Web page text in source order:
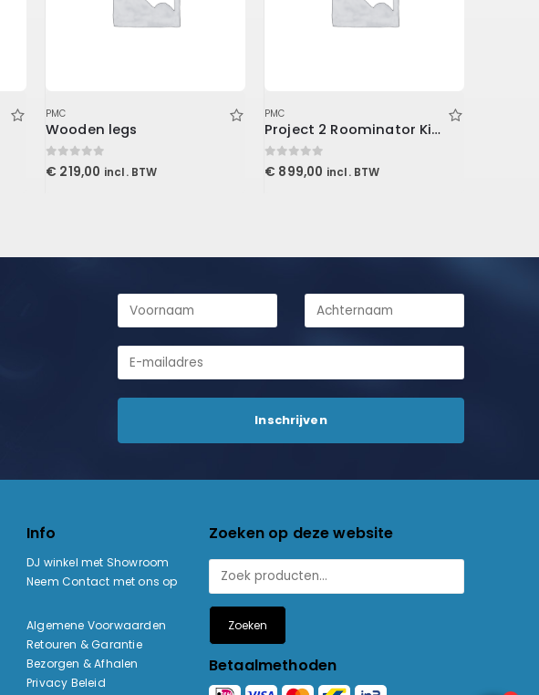
PMC
Wooden legs
0out of 5
€ 219,00 incl. BTW
PMC
Project 2 Roominator Kit Burgundy
0out of 5
€ 899,00 incl. BTW
Info
DJ winkel met Showroom
Neem Contact met ons op
Algemene Voorwaarden
Retouren & Garantie
Bezorgen & Afhalen
Privacy Beleid
Zoeken op deze website
Zoeken
Betaalmethoden